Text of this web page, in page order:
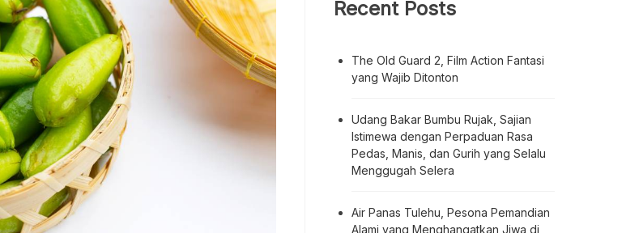
Recent Posts
The Old Guard 2, Film Action Fantasi
yang Wajib Ditonton
Udang Bakar Bumbu Rujak, Sajian
Istimewa dengan Perpaduan Rasa
Pedas, Manis, dan Gurih yang Selalu
Menggugah Selera
Air Panas Tulehu, Pesona Pemandian
Alami yang Menghangatkan Jiwa di